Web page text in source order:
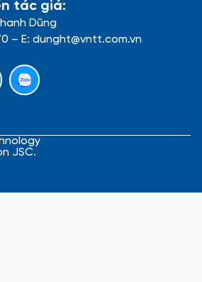
tác giả:
Dũng
– E: dunght@vntt.com.vn
JSC.